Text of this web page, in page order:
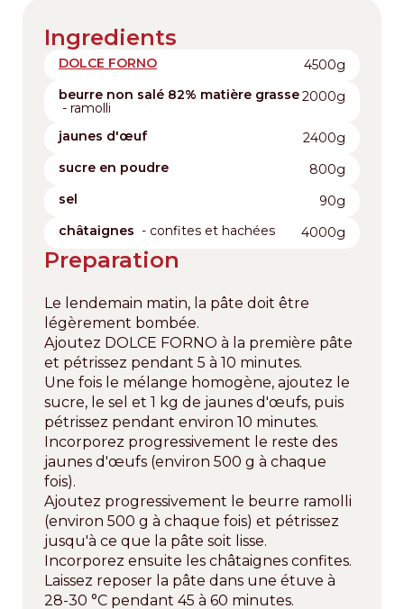
Ingredients
DOLCE FORNO
4500g
beurre non salé 82% matière grasse
- ramolli
2000g
jaunes d'œuf
2400g
sucre en poudre
800g
sel
90g
châtaignes - confites et hachées 4000g
Preparation
Le lendemain matin, la pâte doit être
légèrement bombée.
Ajoutez DOLCE FORNO à la première pâte
et pétrissez pendant 5 à 10 minutes.
Une fois le mélange homogène, ajoutez le
sucre, le sel et 1 kg de jaunes d'œufs, puis
pétrissez pendant environ 10 minutes.
Incorporez progressivement le reste des
jaunes d'œufs (environ 500 g à chaque
fois).
Ajoutez progressivement le beurre ramolli
(environ 500 g à chaque fois) et pétrissez
jusqu'à ce que la pâte soit lisse.
Incorporez ensuite les châtaignes confites.
Laissez reposer la pâte dans une étuve à
28-30 °C pendant 45 à 60 minutes.